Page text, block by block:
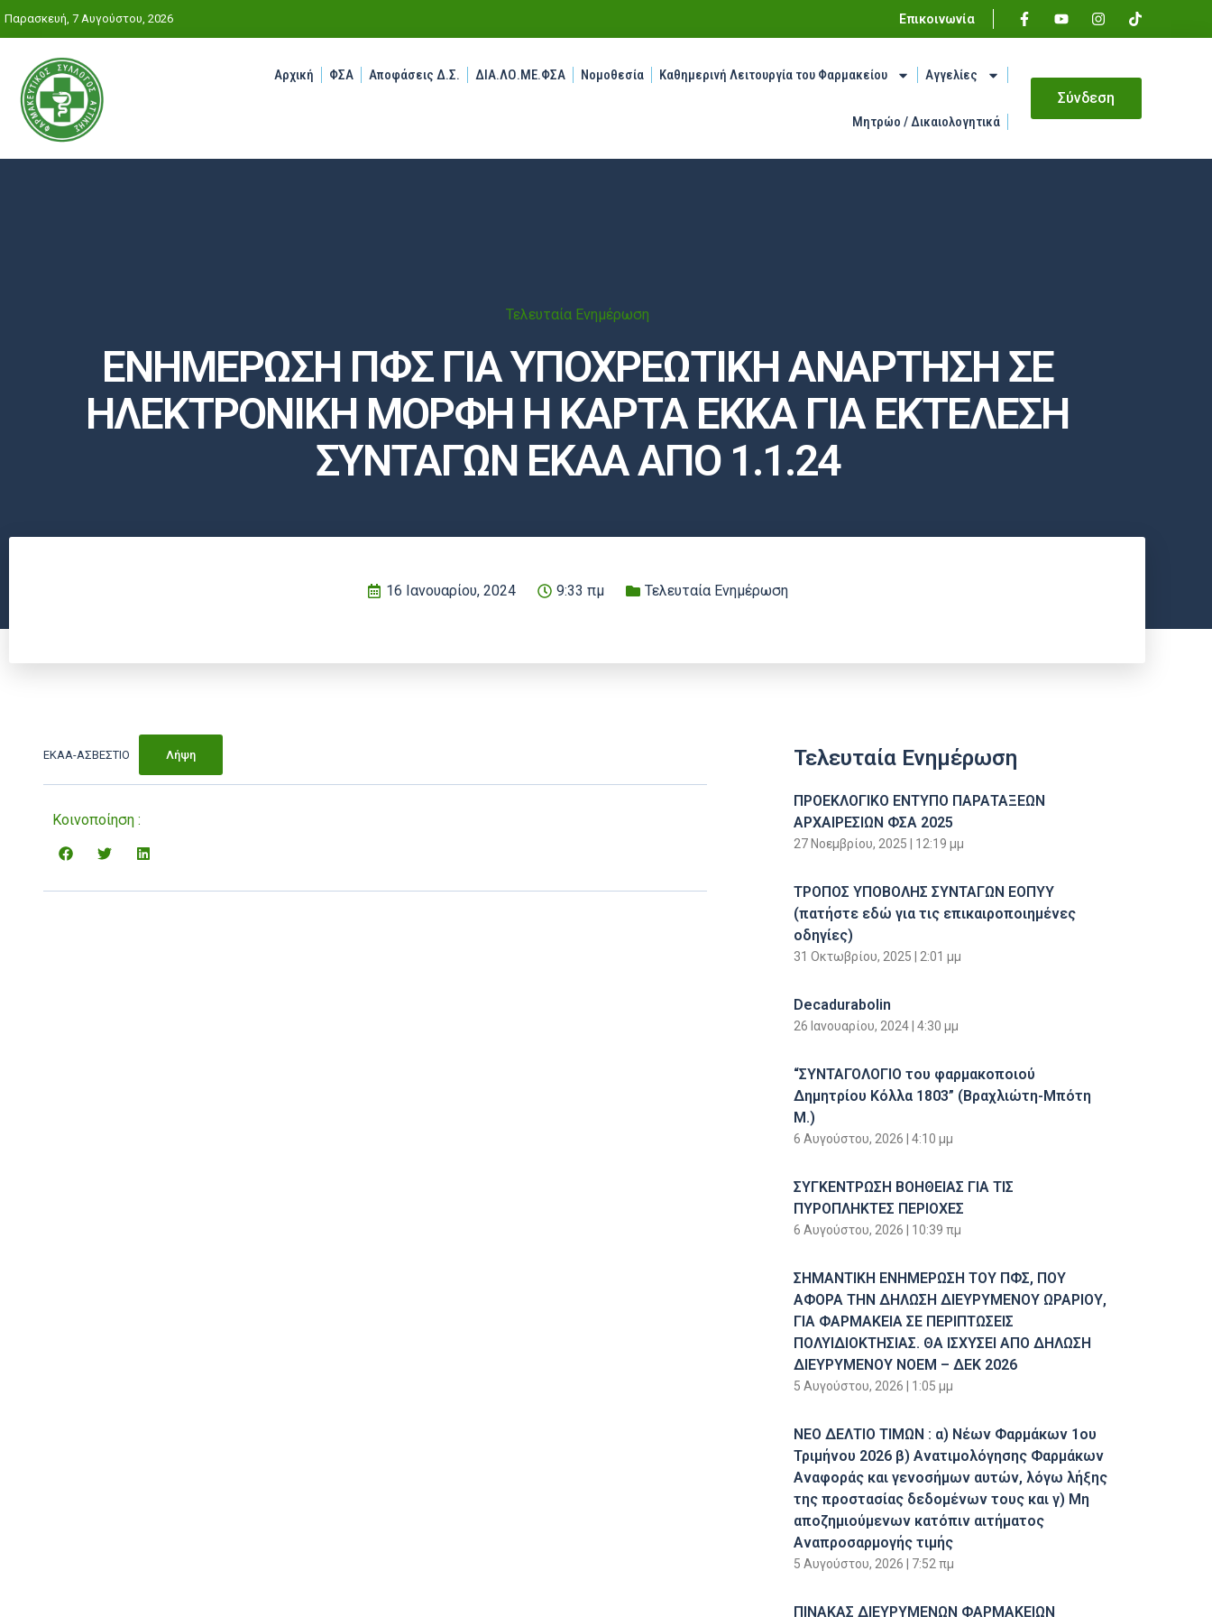
Παρασκευή, 7 Αυγούστου, 2026 Επικοινωνία
Αρχική ΦΣΑ Αποφάσεις Δ.Σ. ΔΙΑ.ΛΟ.ΜΕ.ΦΣΑ Νομοθεσία Καθημερινή Λειτουργία του Φαρμακείου Αγγελίες
Μητρώο / Δικαιολογητικά
Σύνδεση
Τελευταία Ενημέρωση
ΕΝΗΜΕΡΩΣΗ ΠΦΣ ΓΙΑ ΥΠΟΧΡΕΩΤΙΚΗ ΑΝΑΡΤΗΣΗ ΣΕ
ΗΛΕΚΤΡΟΝΙΚΗ ΜΟΡΦΗ Η ΚΑΡΤΑ ΕΚΚΑ ΓΙΑ ΕΚΤΕΛΕΣΗ
ΣΥΝΤΑΓΩΝ ΕΚΑΑ ΑΠΟ 1.1.24
16 Ιανουαρίου, 2024 9:33 πμ Τελευταία Ενημέρωση
ΕΚΑΑ-ΑΣΒΕΣΤΙΟ Λήψη
Κοινοποίηση :
Τελευταία Ενημέρωση
ΠΡΟΕΚΛΟΓΙΚΟ ΕΝΤΥΠΟ ΠΑΡΑΤΑΞΕΩΝ
ΑΡΧΑΙΡΕΣΙΩΝ ΦΣΑ 2025
27 Νοεμβρίου, 2025 12:19 μμ
ΤΡΟΠΟΣ ΥΠΟΒΟΛΗΣ ΣΥΝΤΑΓΩΝ ΕΟΠΥΥ
(πατήστε εδώ για τις επικαιροποιημένες
οδηγίες)
31 Οκτωβρίου, 2025 2:01 μμ
Decadurabolin
26 Ιανουαρίου, 2024 4:30 μμ
“ΣΥΝΤΑΓΟΛΟΓΙΟ του φαρμακοποιού
Δημητρίου Κόλλα 1803” (Βραχλιώτη-Μπότη
Μ.)
6 Αυγούστου, 2026 4:10 μμ
ΣΥΓΚΕΝΤΡΩΣΗ ΒΟΗΘΕΙΑΣ ΓΙΑ ΤΙΣ
ΠΥΡΟΠΛΗΚΤΕΣ ΠΕΡΙΟΧΕΣ
6 Αυγούστου, 2026 10:39 πμ
ΣΗΜΑΝΤΙΚΗ ΕΝΗΜΕΡΩΣΗ ΤΟΥ ΠΦΣ, ΠΟΥ
ΑΦΟΡΑ ΤΗΝ ΔΗΛΩΣΗ ΔΙΕΥΡΥΜΕΝΟΥ ΩΡΑΡΙΟΥ,
ΓΙΑ ΦΑΡΜΑΚΕΙΑ ΣΕ ΠΕΡΙΠΤΩΣΕΙΣ
ΠΟΛΥΙΔΙΟΚΤΗΣΙΑΣ. ΘΑ ΙΣΧΥΣΕΙ ΑΠΟ ΔΗΛΩΣΗ
ΔΙΕΥΡΥΜΕΝΟΥ ΝΟΕΜ – ΔΕΚ 2026
5 Αυγούστου, 2026 1:05 μμ
ΝΕΟ ΔΕΛΤΙΟ ΤΙΜΩΝ : α) Νέων Φαρμάκων 1ου
Τριμήνου 2026 β) Ανατιμολόγησης Φαρμάκων
Αναφοράς και γενοσήμων αυτών, λόγω λήξης
της προστασίας δεδομένων τους και γ) Μη
αποζημιούμενων κατόπιν αιτήματος
Αναπροσαρμογής τιμής
5 Αυγούστου, 2026 7:52 πμ
ΠΙΝΑΚΑΣ ΔΙΕΥΡΥΜΕΝΩΝ ΦΑΡΜΑΚΕΙΩΝ